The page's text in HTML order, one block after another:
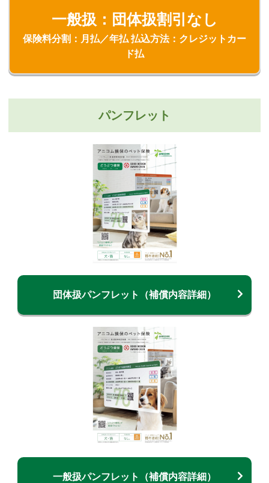
一般扱：団体扱割引なし
保険料分割：月払／年払 払込方法：クレジットカー
ド払
パンフレット
団体扱パンフレット（補償内容詳細）
一般扱パンフレット（補償内容詳細）